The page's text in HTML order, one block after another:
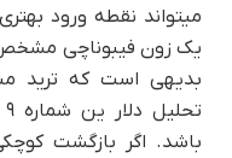
میتواند نقطه ورود
یک زون فیبوناچی مشخص
بدیهی است که ترید
باشد. اگر بازگشت